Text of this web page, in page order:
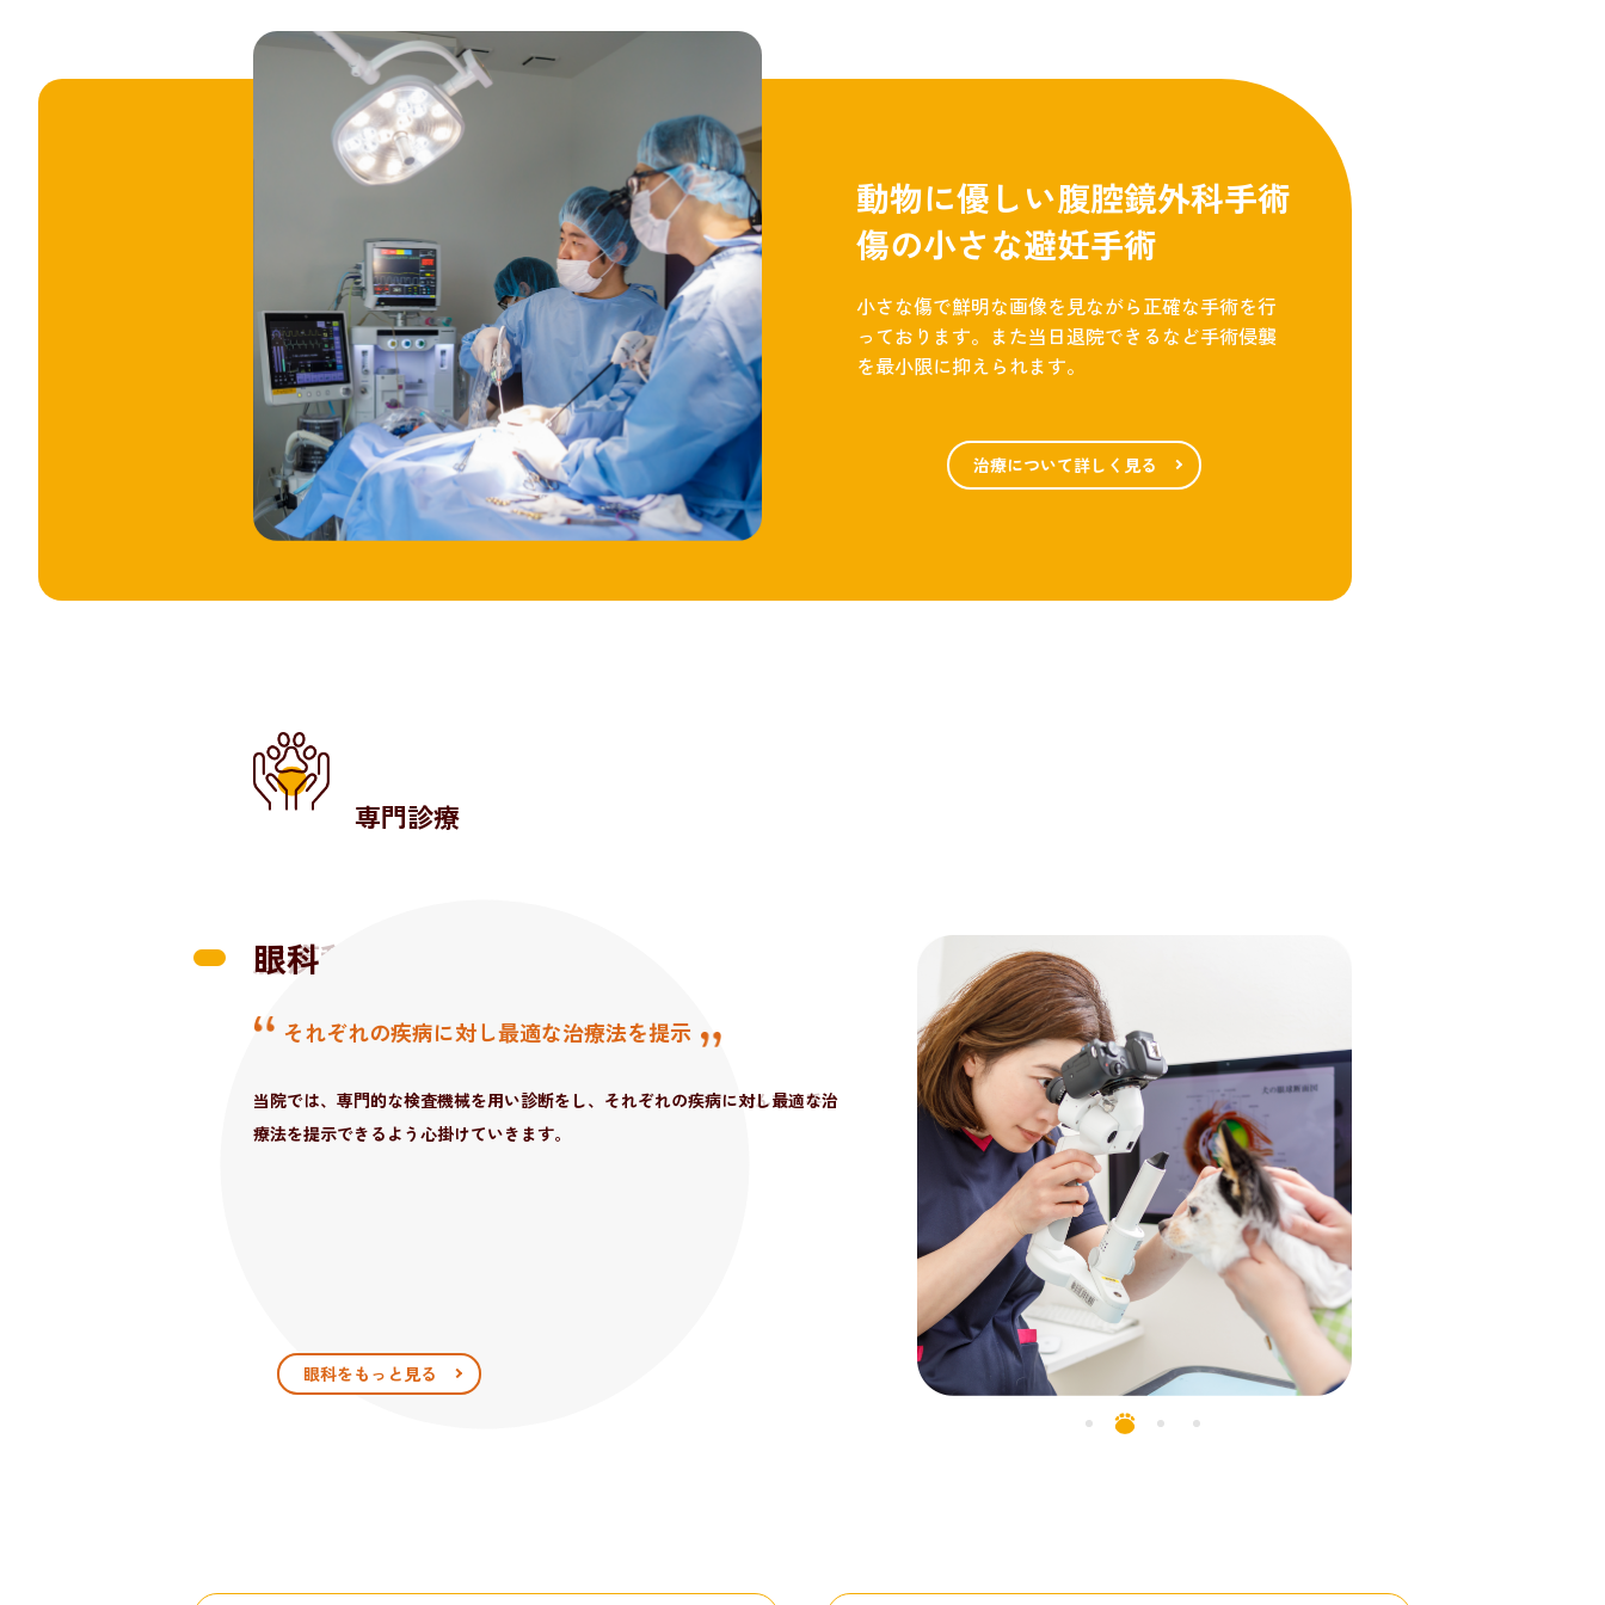
動物に優しい腹腔鏡外科手術
傷の小さな避妊手術
小さな傷で鮮明な画像を見ながら正確な手術を行
っております。また当日退院できるなど手術侵襲
を最小限に抑えられます。
治療について詳しく見る
専門診療
腫瘍科
認定医による専門性のより高いガン治療
当院では腫瘍認定医によるガンの専門診療を行っております。抗がん剤、手
術、再生医療など幅広い治療法を提案しております。
腫瘍科をもっと見る
眼科
それぞれの疾病に対し最適な治療法を提示
当院では、専門的な検査機械を用い診断をし、それぞれの疾病に対し最適な治
療法を提示できるよう心掛けていきます。
眼科をもっと見る
循環器科
早期発見と正確な状態の把握が重要
当院ではレントゲン検査、超音波検査血液検査などの検査を組み合わせて病態
の把握を行っております。
循環器科をもっと見る
再生医療
病気によっては従来の治療法での完治が難しい
「長い間治療を続けているけど治らない」「このまま薬を飲み続けるのが難し
い」このような場合の次の治療法として、獣医療でも再生医療が近年注目され
専門診療をもっと見る